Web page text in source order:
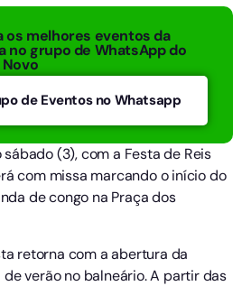
os melhores eventos da
no grupo de WhatsApp do
de Eventos no Whatsapp
(3), com a Festa de Reis
com missa marcando o início do
de congo na Praça dos
retorna com a abertura da
verão no balneário. A partir das